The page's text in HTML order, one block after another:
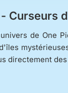
Curseurs
de One
directement